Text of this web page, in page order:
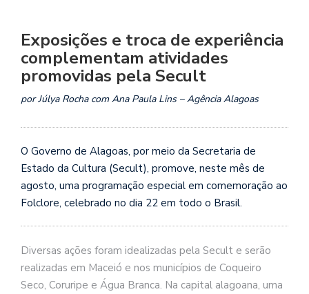
Exposições e troca de experiência
complementam atividades
promovidas pela Secult
por Júlya Rocha com Ana Paula Lins – Agência Alagoas
O Governo de Alagoas, por meio da Secretaria de
Estado da Cultura (Secult), promove, neste mês de
agosto, uma programação especial em comemoração ao
Folclore, celebrado no dia 22 em todo o Brasil.
Diversas ações foram idealizadas pela Secult e serão
realizadas em Maceió e nos municípios de Coqueiro
Seco, Coruripe e Água Branca. Na capital alagoana, uma